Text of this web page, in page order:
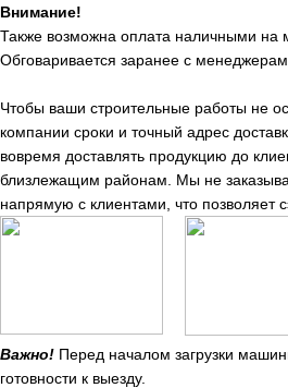
Внимание!
Также возможна оплата наличными на
Обговаривается заранее с
Чтобы ваши строительные работы не
компании сроки и точный адрес
вовремя доставлять продукцию до
близлежащим районам. Мы не
напрямую с клиентами, что позволяет
Важно! Перед началом загрузки
готовности к выезду.